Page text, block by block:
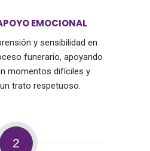
EMOCIONAL
y sensibilidad en
funerario, apoyando
momentos difíciles y
trato respetuoso.
2